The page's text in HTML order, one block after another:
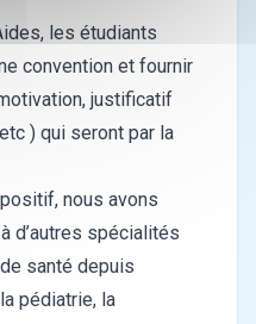
les étudiants
convention et fournir
justificatif
) qui seront par la
nous avons
d’autres spécialités
santé depuis
pédiatrie, la